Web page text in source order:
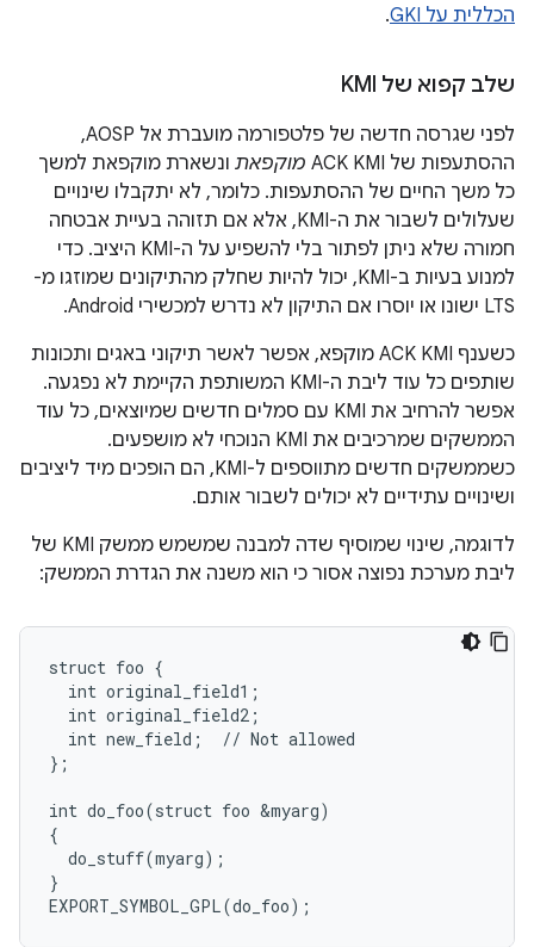
הכללית על GKI
.
שלב קפוא של KMI
לפני שגרסה חדשה של פלטפורמה מועברת אל AOSP,
ההסתעפות של ACK KMI
מוקפאת ונשארת מוקפאת למשך
כל משך החיים של ההסתעפות. כלומר, לא יתקבלו שינויים
שעלולים לשבור את ה-KMI, אלא אם תזוהה בעיית אבטחה
חמורה שלא ניתן לפתור בלי להשפיע על ה-KMI היציב. כדי
למנוע בעיות ב-KMI, יכול להיות שחלק מהתיקונים שמוזגו מ-
LTS ישונו או יוסרו אם התיקון לא נדרש למכשירי Android.
כשענף ACK KMI מוקפא, אפשר לאשר תיקוני באגים ותכונות
שותפים כל עוד ליבת ה-KMI המשותפת הקיימת לא נפגעה.
אפשר להרחיב את KMI עם סמלים חדשים שמיוצאים, כל עוד
הממשקים שמרכיבים את KMI הנוכחי לא מושפעים.
כשממשקים חדשים מתווספים ל-KMI, הם הופכים מיד ליציבים
ושינויים עתידיים לא יכולים לשבור אותם.
לדוגמה, שינוי שמוסיף שדה למבנה שמשמש ממשק KMI של
ליבת מערכת נפוצה אסור כי הוא משנה את הגדרת הממשק:
struct foo {
  int original_field1;
  int original_field2;
  int new_field;  // Not allowed
};
int do_foo(struct foo &myarg)
{
  do_stuff(myarg);
}